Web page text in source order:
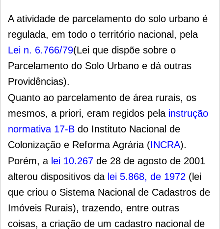
A atividade de parcelamento do solo urbano é
regulada, em todo o território nacional, pela
Lei n. 6.766/79(Lei que dispõe sobre o
Parcelamento do Solo Urbano e dá outras
Providências).
Quanto ao parcelamento de área rurais, os
mesmos, a priori, eram regidos pela instrução
normativa 17-B do Instituto Nacional de
Colonização e Reforma Agrária (INCRA).
Porém, a lei 10.267 de 28 de agosto de 2001
alterou dispositivos da lei 5.868, de 1972 (lei
que criou o Sistema Nacional de Cadastros de
Imóveis Rurais), trazendo, entre outras
coisas, a criação de um cadastro nacional de